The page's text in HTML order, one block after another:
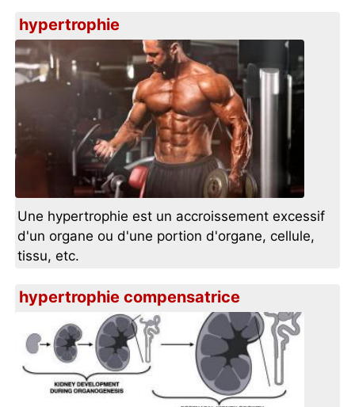
hypertrophie
Une hypertrophie est un accroissement excessif
d'un organe ou d'une portion d'organe, cellule,
tissu, etc.
hypertrophie compensatrice